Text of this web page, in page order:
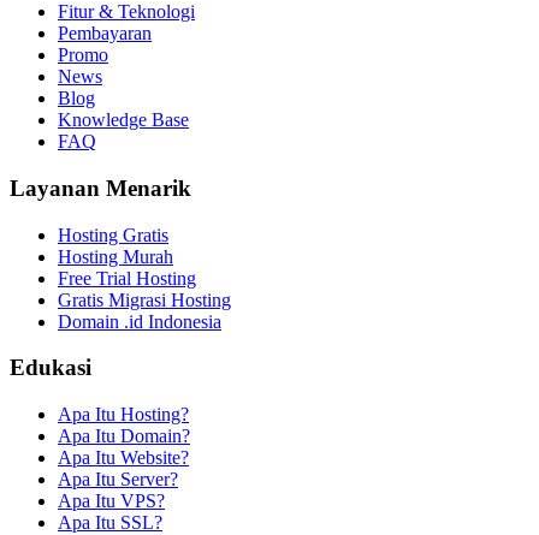
Fitur & Teknologi
Pembayaran
Promo
News
Blog
Knowledge Base
FAQ
Layanan Menarik
Hosting Gratis
Hosting Murah
Free Trial Hosting
Gratis Migrasi Hosting
Domain .id Indonesia
Edukasi
Apa Itu Hosting?
Apa Itu Domain?
Apa Itu Website?
Apa Itu Server?
Apa Itu VPS?
Apa Itu SSL?